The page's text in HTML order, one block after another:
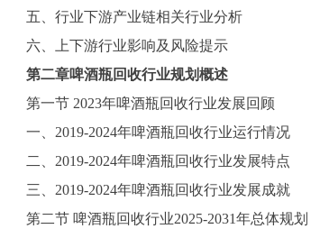
五、行业下游产业链相关行业分析
六、上下游行业影响及风险提示
第二章啤酒瓶回收行业规划概述
第一节 2023年啤酒瓶回收行业发展回顾
一、 2019-2024年啤酒瓶回收行业运行情况
二、 2019-2024年啤酒瓶回收行业发展特点
三、 2019-2024年啤酒瓶回收行业发展成就
第二节 啤酒瓶回收行业2025-2031年总体规划